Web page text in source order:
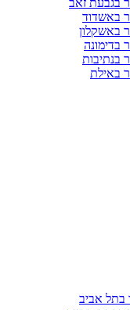
בגבעת זאב
באשדוד
באשקלון
בדימונה
בנתיבות
באילת
בתל אביב